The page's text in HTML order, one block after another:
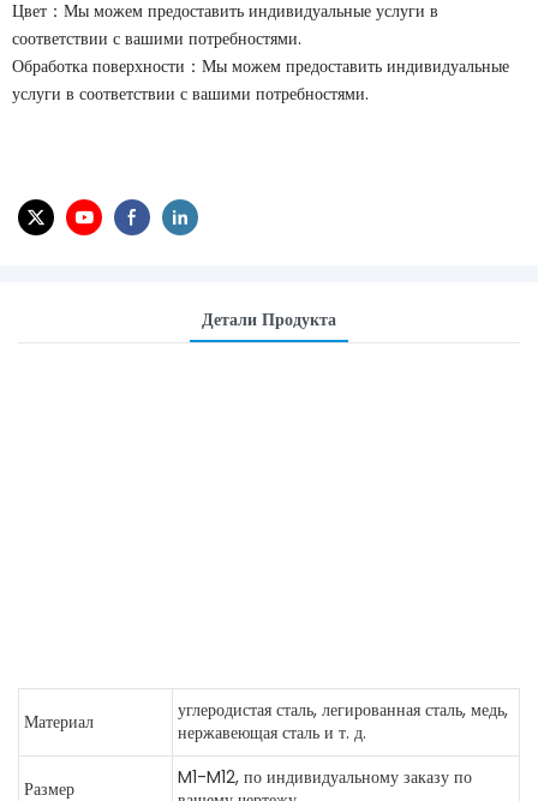
Цвет：Мы можем предоставить индивидуальные услуги в
соответствии с вашими потребностями.
Обработка поверхности：Мы можем предоставить индивидуальные
услуги в соответствии с вашими потребностями.
Детали Продукта
Материал
углеродистая сталь, легированная сталь, медь,
нержавеющая сталь и т. д.
Размер
M1-M12, по индивидуальному заказу по